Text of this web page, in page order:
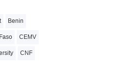
Benin
CEMV
CNF